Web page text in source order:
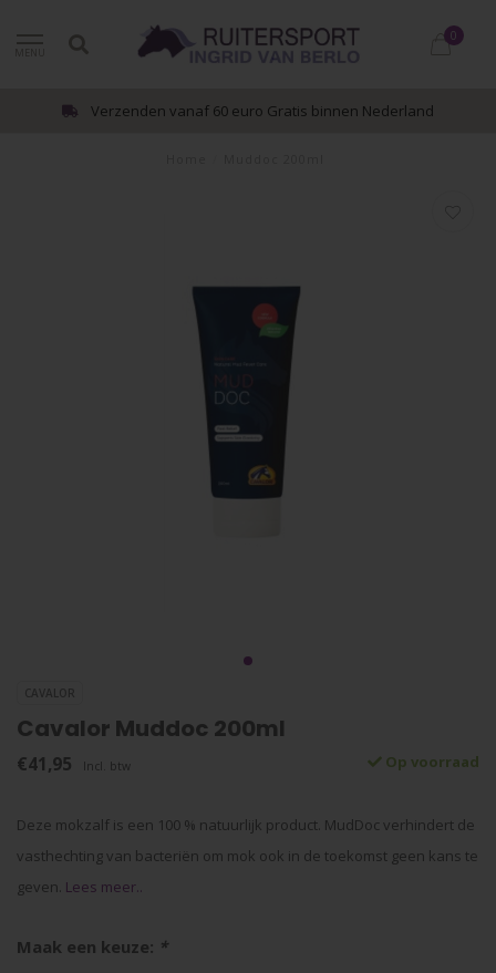
0
Verzenden vanaf 60 euro Gratis binnen Nederland
CAVALOR
Cavalor Muddoc 200ml
€41,95 Incl. btw Op voorraad
Deze mokzalf is een 100 % natuurlijk product. MudDoc verhindert de
vasthechting van bacteriën om mok ook in de toekomst geen kans te
geven. Lees meer..
Maak een keuze: *